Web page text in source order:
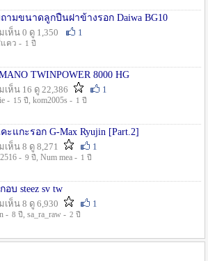
ามขนาดลูกปืนฝาข้างรอก Daiwa BG10
เห็น 0 ดู 1,350
1
แคว - 1 ปี
TWINPOWER 8000 HG
เห็น 16 ดู 22,386
1
- 15 ปี , kom2005s - 1 ปี
ะแกะรอก G-Max Ryujin [Part.2]
เห็น 8 ดู 8,271
1
- 9 ปี , Num mea - 1 ปี
ประกอบ steez sv tw
เห็น 8 ดู 6,930
1
- 8 ปี , sa_ra_raw - 2 ปี